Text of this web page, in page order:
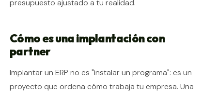
presupuesto ajustado a tu realidad.
Cómo es una implantación con
partner
Implantar un ERP no es "instalar un programa": es un
proyecto que ordena cómo trabaja tu empresa. Una